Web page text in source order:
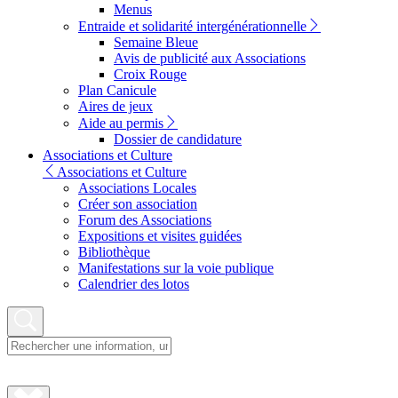
Menus
Entraide et solidarité intergénérationnelle
Semaine Bleue
Avis de publicité aux Associations
Croix Rouge
Plan Canicule
Aires de jeux
Aide au permis
Dossier de candidature
Associations et Culture
Associations et Culture
Associations Locales
Créer son association
Forum des Associations
Expositions et visites guidées
Bibliothèque
Manifestations sur la voie publique
Calendrier des lotos